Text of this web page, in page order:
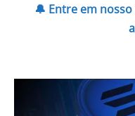
🔔 Entre em